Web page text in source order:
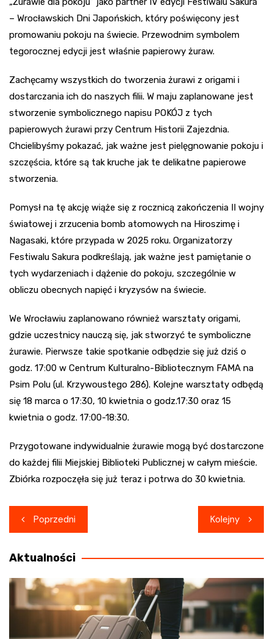
– Wrocławskich Dni Japońskich, który poświęcony jest
promowaniu pokoju na świecie. Przewodnim symbolem
tegorocznej edycji jest właśnie papierowy żuraw.
Zachęcamy wszystkich do tworzenia żurawi z origami i
dostarczania ich do naszych filii. W maju zaplanowane jest
stworzenie symbolicznego napisu POKÓJ z tych
papierowych żurawi przy Centrum Historii Zajezdnia.
Chcielibyśmy pokazać, jak ważne jest pielęgnowanie pokoju i
szczęścia, które są tak kruche jak te delikatne papierowe
stworzenia.
Pomysł na tę akcję wiąże się z rocznicą zakończenia II wojny
światowej i zrzucenia bomb atomowych na Hiroszimę i
Nagasaki, które przypada w 2025 roku. Organizatorzy
Festiwalu Sakura podkreślają, jak ważne jest pamiętanie o
tych wydarzeniach i dążenie do pokoju, szczególnie w
obliczu obecnych napięć i kryzysów na świecie.
We Wrocławiu zaplanowano również warsztaty origami,
gdzie uczestnicy nauczą się, jak stworzyć te symboliczne
żurawie. Pierwsze takie spotkanie odbędzie się już dziś o
godz. 17:00 w Centrum Kulturalno-Bibliotecznym FAMA na
Psim Polu (ul. Krzywoustego 286). Kolejne warsztaty odbędą
się 18 marca o 17:30, 10 kwietnia o godz.17:30 oraz 15
kwietnia o godz. 17:00-18:30.
Przygotowane indywidualnie żurawie mogą być dostarczone
do każdej filii Miejskiej Biblioteki Publicznej w całym mieście.
Zbiórka rozpoczęła się już teraz i potrwa do 30 kwietnia.
Nawigacja
wpisu
Poprzedni Kolejny
Aktualności